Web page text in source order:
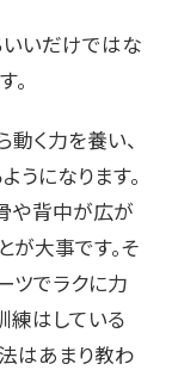
いだけではな
。
動く力を養い、
になります。
や背中が広が
が大事です。そ
ツでラクに力
練はしている
はあまり教わ